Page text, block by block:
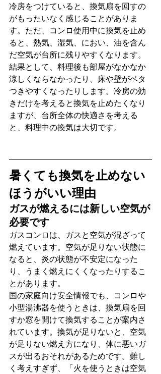
冷房をつけていると、換気扇を回すの
がもったいなく感じることがありま
す。ただ、コンロ使用中に換気を止め
ると、熱気、湿気、におい、油を含ん
だ空気が台所に残りやすくなります。
結果として、料理後も部屋がなかなか
涼しくならなかったり、床や壁がベタ
つきやすくなったりします。冷房の効
きだけを考えると換気を止めたくなり
ますが、台所全体の快適さを考える
と、料理中の換気は大切です。
暑くても換気を止めない
ほうがいい理由
ガスが燃えるには新しい空気が
必要です
ガスコンロは、ガスと空気が混ざって
燃えています。空気が足りない状態に
なると、炎の状態が不安定になった
り、うまく燃えにくくなったりするこ
とがあります。
国の家庭向け安全情報でも、コンロや
小型湯沸器を使うときは、換気扇を回
すか窓を開けて換気することが案内さ
れています。換気が足りないと、空気
が足りない燃え方になり、体に悪いガ
スが出るおそれがあるためです。難し
く考えすぎず、「火を使うときは空気